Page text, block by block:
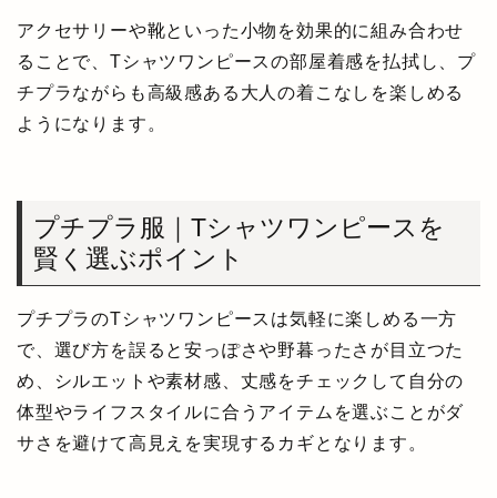
アクセサリーや靴といった小物を効果的に組み合わせ
ることで、Tシャツワンピースの部屋着感を払拭し、プ
チプラながらも高級感ある大人の着こなしを楽しめる
ようになります。
プチプラ服｜Tシャツワンピースを
賢く選ぶポイント
プチプラのTシャツワンピースは気軽に楽しめる一方
で、選び方を誤ると安っぽさや野暮ったさが目立つた
め、シルエットや素材感、丈感をチェックして自分の
体型やライフスタイルに合うアイテムを選ぶことがダ
サさを避けて高見えを実現するカギとなります。